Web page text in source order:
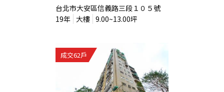
台北市大安區信義路三段１０５號
19年 大樓 9.00~13.00坪
成交62戶